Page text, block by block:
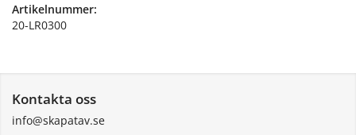
Artikelnummer:
20-LR0300
Kontakta oss
info@skapatav.se